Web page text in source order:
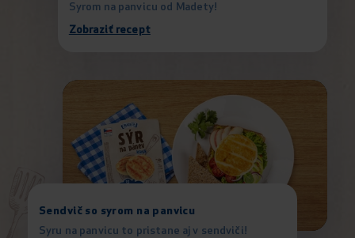
Syrom na panvicu od Madety!
Zobraziť recept
Sendvič so syrom na panvicu
Syru na panvicu to pristane aj v sendviči!